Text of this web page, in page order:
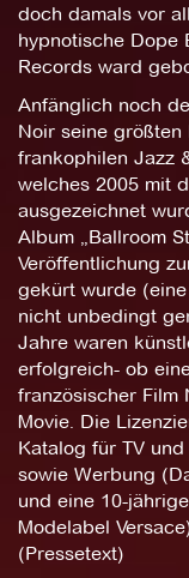
doch damals vor
hypnotische Dope
Records ward
Anfänglich noch
Noir seine
frankophilen Jazz
welches 2005 mit
ausgezeichnet
Album „Ballroom
Veröffentlichung
gekürt wurde
nicht unbedingt
Jahre waren
erfolgreich- ob
französischer Film
Movie. Die
Katalog für TV und
sowie Werbung
und eine 10-
Modelabel
(Pressetext)